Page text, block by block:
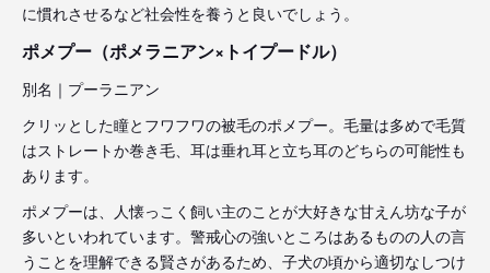
に慣れさせるなど社会性を養うと良いでしょう。
ポメプー（ポメラニアン×トイプードル）
別名｜プーラニアン
クリッとした瞳とフワフワの被毛のポメプー。毛量は多めで毛質
はストレートか巻き毛、耳は垂れ耳と立ち耳のどちらの可能性も
あります。
ポメプーは、人懐っこく飼い主のことが大好きな甘えん坊な子が
多いといわれています。警戒心の強いところはあるものの人の言
うことを理解できる賢さがあるため、子犬の頃から適切なしつけ